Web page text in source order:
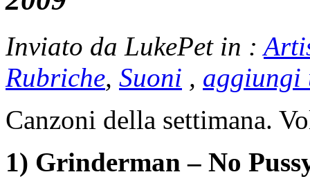
Inviato da LukePet in :
Rubriche, Suoni , aggiungi
Canzoni della settimana.
1) Grinderman – No